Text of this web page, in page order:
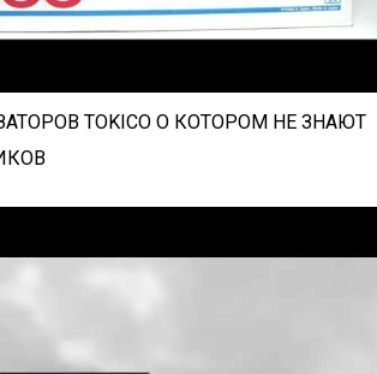
TOKICO О КОТОРОМ НЕ ЗНАЮТ